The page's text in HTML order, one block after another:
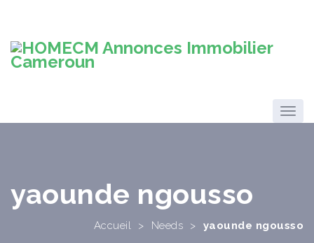
yaounde ngousso
Accueil > Needs > yaounde ngousso